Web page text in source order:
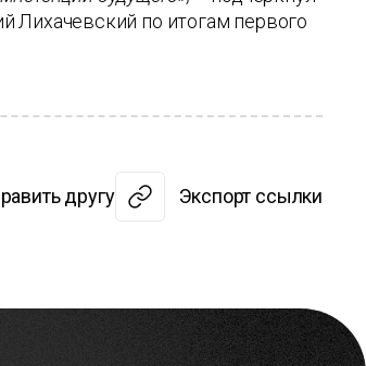
Лихачевский по итогам первого
другу Экспорт ссылки